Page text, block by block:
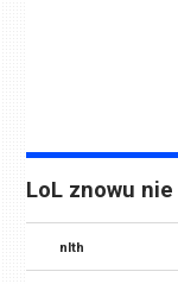
LoL znowu nie
nlth